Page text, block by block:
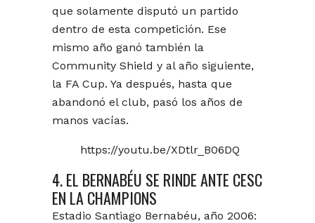
que solamente disputó un partido
dentro de esta competición. Ese
mismo año ganó también la
Community Shield y al año siguiente,
la FA Cup. Ya después, hasta que
abandonó el club, pasó los años de
manos vacías.
https://youtu.be/XDtlr_B06DQ
4. EL BERNABÉU SE RINDE ANTE CESC
EN LA CHAMPIONS
Estadio Santiago Bernabéu, año 2006: